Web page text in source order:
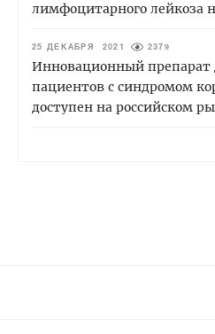
лимфоцитарного лейкоза
25 ДЕКАБРЯ 2021 2379
Инновационный препарат
пациентов с синдромом
доступен на российском